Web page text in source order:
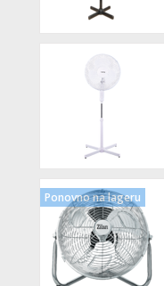
Ponovno na lageru